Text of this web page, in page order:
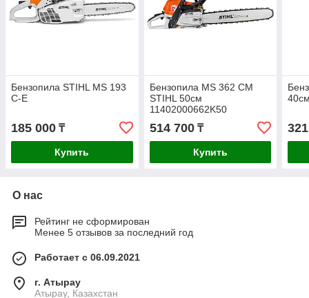
Бензопила STIHL MS 193
C-E
185 000 ₸
Купить
Бензопила MS 362 CM
STIHL 50см
11402000662K50
514 700₸
Купить
О нас
Рейтинг не сформирован
Менее 5 отзывов за последний год
Работает с 06.09.2021
г. Атырау
Атырау, Казахстан